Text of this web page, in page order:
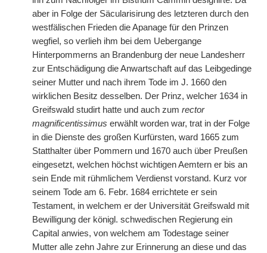
aber in Folge der Säcularisirung des letzteren durch den
westfälischen Frieden die Apanage für den Prinzen
wegfiel, so verlieh ihm bei dem Uebergange
Hinterpommerns an Brandenburg der neue Landesherr
zur Entschädigung die Anwartschaft auf das Leibgedinge
seiner Mutter und nach ihrem Tode im J. 1660 den
wirklichen Besitz desselben. Der Prinz, welcher 1634 in
Greifswald studirt hatte und auch zum rector
magnificentissimus erwählt worden war, trat in der Folge
in die Dienste des großen Kurfürsten, ward 1665 zum
Statthalter über Pommern und 1670 auch über Preußen
eingesetzt, welchen höchst wichtigen Aemtern er bis an
sein Ende mit rühmlichem Verdienst vorstand. Kurz vor
seinem Tode am 6. Febr. 1684 errichtete er sein
Testament, in welchem er der Universität Greifswald mit
Bewilligung der königl. schwedischen Regierung ein
Capital anwies, von welchem am Todestage seiner
Mutter alle zehn Jahre zur Erinnerung an diese und das